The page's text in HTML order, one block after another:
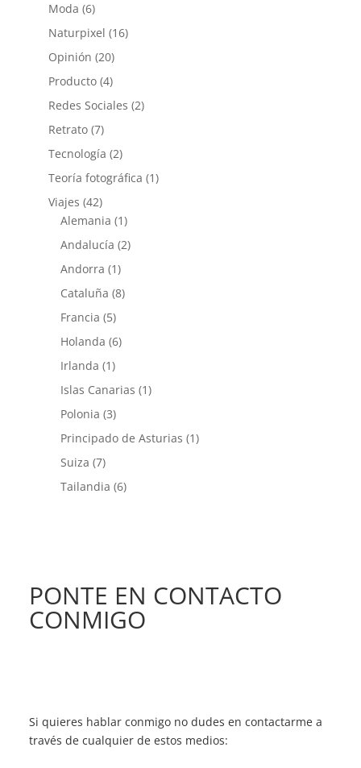
Moda (6)
Naturpixel (16)
Opinión (20)
Producto(4)
Redes Sociales (2)
Retrato(7)
Tecnología (2)
Teoría fotográfica (1)
Viajes (42)
Alemania (1)
Andalucía (2)
Andorra (1)
Cataluña (8)
Francia (5)
Holanda (6)
Irlanda (1)
Islas Canarias (1)
Polonia (3)
Principado de Asturias (1)
Suiza (7)
Tailandia (6)
PONTE EN CONTACTO
CONMIGO
Si quieres hablar conmigo no dudes en contactarme a
través de cualquier de estos medios: